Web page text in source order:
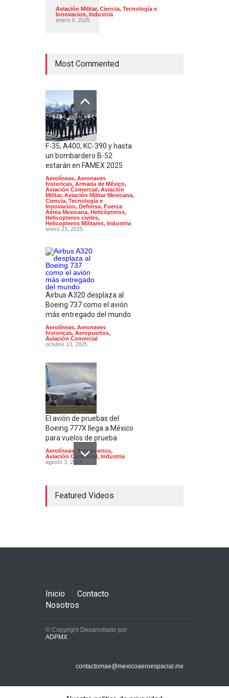
Aviación Militar, Ciencia, Tecnología e
Innovacion, Industria
enero 9, 2025
Most Commented
F-35, A400, KC-390 y hasta
un bombardero B-52
estarán en FAMEX 2025
Aerolíneas, Aeronaves
historicas, Armada de México,
Aviación Comercial, Aviación
Militar, Aviación Militar Mexicana,
Ciencia, Tecnología e
Innovacion, Defensa, Fuerza
Aérea Mexicana, Helicópteros,
Helicopteros civiles,
Helicopteros Militares, Industria
enero 23, 2025
Airbus A320 desplaza al
Boeing 737 como el avión
más entregado del mundo
Aerolíneas, Aeronaves
historicas, Aeropuertos,
Aviación Comercial
octubre 13, 2025
El avión de pruebas del
Boeing 777X llega a México
para vuelos de prueba
Aerolíneas, Aeropuertos,
Aviación Comercial, Industria
agosto 3, 2024
supersónico que venía a
AICM pase de 43 a 44
Aerolíneas,Aeropuertos
Featured Videos
Inicio
Contacto
Nosotros
© Copyright Desarrollado por
ADPMX
contactomae@mexicoaeroespacial.mx